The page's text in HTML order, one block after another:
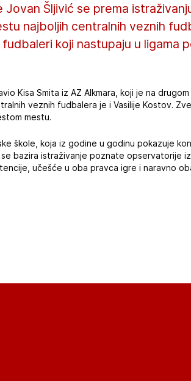
Šljivić se prema
najboljih centralnih veznih
koji nastupaju u ligama
Kisa Smita iz AZ Alkmara, koji je na
veznih fudbalera je i Vasilije Kostov.
mestu.
škole, koja iz godine u godinu pokazuje
bazira istraživanje poznate opservatorije
učešće u oba pravca igre i naravno